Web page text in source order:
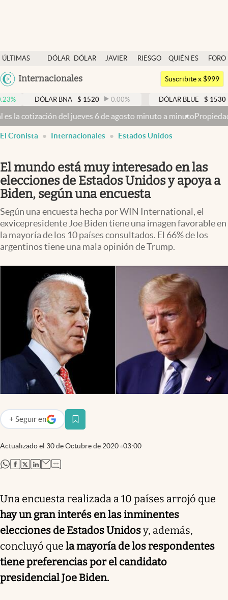
ÚLTIMAS
NOTICIAS
DÓLAR
DÓLAR
JAVIER
RIESGO
QUIÉN ES
QUIÉN
FORO
Argentina
México
USA
Internacionales
Dólar
Members
Economía y Política
Finanzas y Mercados
Mercados Online
Columnistas
Otras secciones
Apertura
Infotechnology
Mundial 2026
Eventos Corporativos
El Cronista Studio
Mediakit
abre en nueva pestaña
Argentina
Suscribite x $999
DÓLAR BNA $ 1520 0.00% DÓLAR BLUE $ 1530 -0.65
jueves 6 de agosto minuto a minutoPropiedad privada: con
El Cronista Internacionales Estados Unidos
El mundo está muy interesado en las
elecciones de Estados Unidos y apoya a
Biden, según una encuesta
Según una encuesta hecha por WIN International, el
exvicepresidente Joe Biden tiene una imagen favorable en
la mayoría de los 10 países consultados. El 66% de los
argentinos tiene una mala opinión de Trump.
Actualizado el 30 de Octubre de 2020 03:00
+ Seguir en
abre en nueva pestaña
abre en nueva pestaña
abre en nueva pestaña
abre en nueva pestaña
abre en nueva pestaña
Una encuesta realizada a 10 países arrojó que
hay un gran interés en las inminentes
elecciones de Estados Unidosy, además,
concluyó que la mayoría de los respondentes
tiene preferencias por el candidato
presidencial Joe Biden.